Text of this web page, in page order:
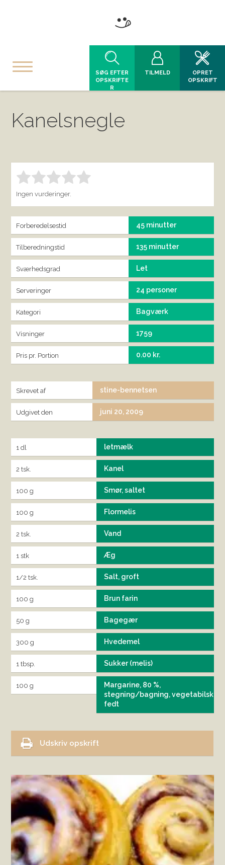
SØG EFTER
OPSKRIFTE
R
TILMELD
OPRET
OPSKRIFT
Kanelsnegle
Bedøm denne vare: 1.00
Ingen vurderinger.
Forberedelsestid 45 minutter
Tilberedningstid 135 minutter
Sværhedsgrad Let
Serveringer 24 personer
Kategori Bagværk
Visninger 1759
Pris pr. Portion 0.00 kr.
Skrevet af stine-bennetsen
Udgivet den juni 20, 2009
1 dl letmælk
2 tsk. Kanel
100 g Smør, saltet
100 g Flormelis
2 tsk. Vand
1 stk Æg
1/2 tsk. Salt, groft
100 g Brun farin
50 g Bagegær
300 g Hvedemel
1 tbsp. Sukker (melis)
100 g
Margarine, 80 %,
stegning/bagning, vegetabilsk
fedt
Udskriv opskrift